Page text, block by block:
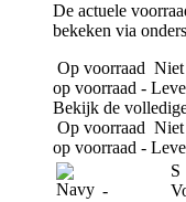
De actuele
bekeken via
Op voorraad Niet
op voorraad -
Bekijk de
Op voorraad Niet
op voorraad -
-
S